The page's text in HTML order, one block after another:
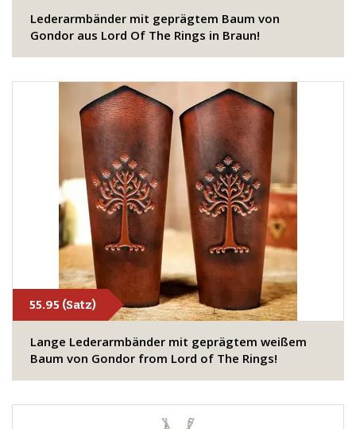
​Lederarmbänder mit geprägtem Baum von
Gondor aus Lord Of The Rings in Braun!
55.95 (Satz)
​Lange Lederarmbänder mit geprägtem weißem
Baum von Gondor from Lord of The Rings!